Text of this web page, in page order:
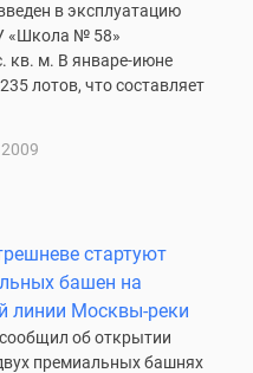
в эксплуатацию
«Школа № 58»
кв. м. В январе-июне
лотов, что составляет
2009
стартуют
башен на
линии Москвы-реки
об открытии
премиальных башнях